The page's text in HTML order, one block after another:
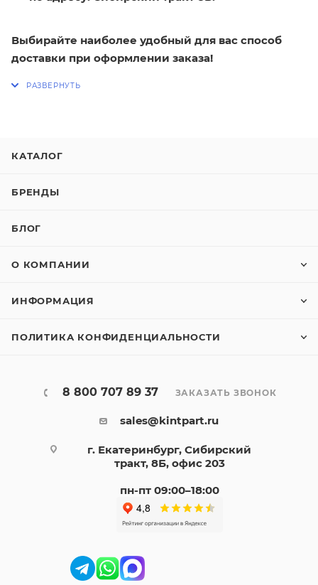
Выбирайте наиболее удобный для вас способ
доставки при оформлении заказа!
КАТАЛОГ
БРЕНДЫ
БЛОГ
О КОМПАНИИ
ИНФОРМАЦИЯ
ПОЛИТИКА КОНФИДЕНЦИАЛЬНОСТИ
8 800 707 89 37 ЗАКАЗАТЬ ЗВОНОК
sales@kintpart.ru
г. Екатеринбург, Сибирский
тракт, 8Б, офис 203
пн-пт 09:00–18:00